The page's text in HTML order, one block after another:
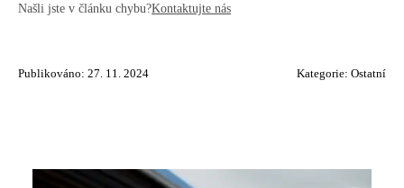
Našli jste v článku chybu?Kontaktujte nás
Publikováno: 27. 11. 2024 Kategorie: Ostatní